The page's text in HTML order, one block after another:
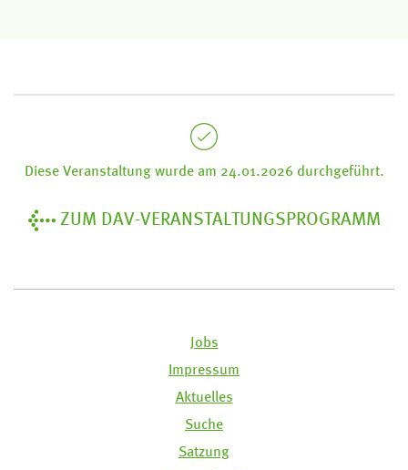
Diese Veranstaltung wurde am 24.01.2026 durchgeführt.
ZUM DAV-VERANSTALTUNGSPROGRAMM
Jobs
Impressum
Aktuelles
Suche
Satzung